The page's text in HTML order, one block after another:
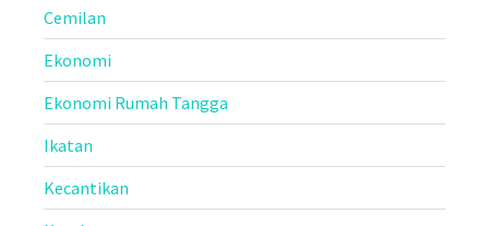
Cemilan
Ekonomi
Ekonomi Rumah Tangga
Ikatan
Kecantikan